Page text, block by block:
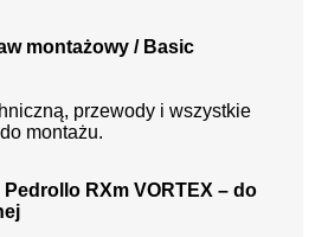
montażowy / Basic
przewody i wszystkie
montażu.
RXm VORTEX – do